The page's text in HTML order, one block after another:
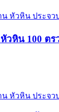
น หัวหิน ประจว
วหิน 100 ต
น หัวหิน ประจว